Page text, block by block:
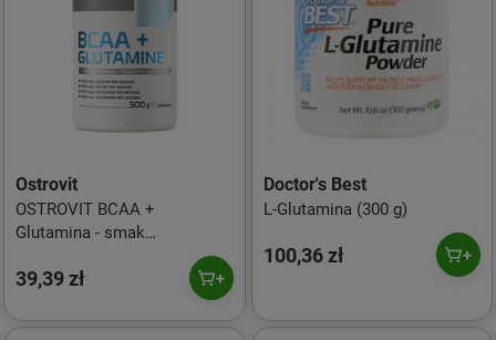
Ostrovit
OSTROVIT BCAA +
Glutamina - smak
39,39 zł
Doctor's Best
L-Glutamina (300 g)
100,36 zł